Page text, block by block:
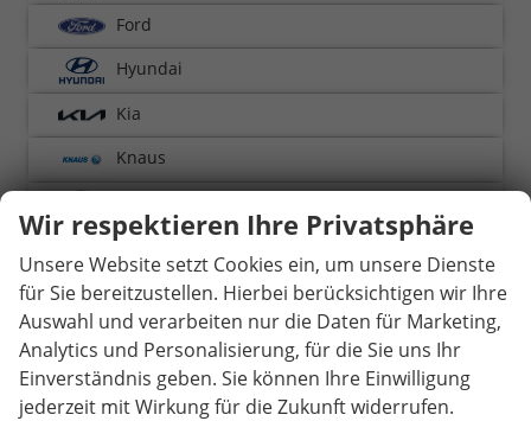
Ford
Hyundai
Kia
Knaus
MG
Nissan
Opel
Peugeot
Wir respektieren Ihre Privatsphäre
Unsere Website setzt Cookies ein, um unsere Dienste
für Sie bereitzustellen. Hierbei berücksichtigen wir Ihre
Auswahl und verarbeiten nur die Daten für Marketing,
Analytics und Personalisierung, für die Sie uns Ihr
Einverständnis geben. Sie können Ihre Einwilligung
jederzeit mit Wirkung für die Zukunft widerrufen.